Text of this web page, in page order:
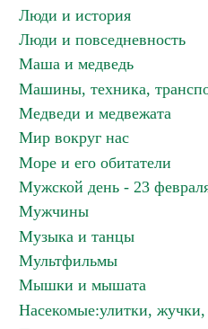
Люди и история
Люди и повседневность
Маша и медведь
Машины, техника,
Медведи и медвежата
Мир вокруг нас
Море и его обитатели
Мужской день - 23
Мужчины
Музыка и танцы
Мультфильмы
Мышки и мышата
Насекомые:улитки,